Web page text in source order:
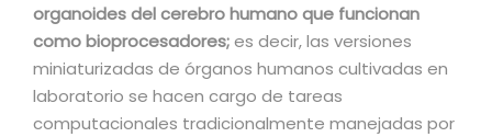
organoides del cerebro humano que funcionan
como bioprocesadores;es decir, las versiones
miniaturizadas de órganos humanos cultivadas en
laboratorio se hacen cargo de tareas
computacionales tradicionalmente manejadas por